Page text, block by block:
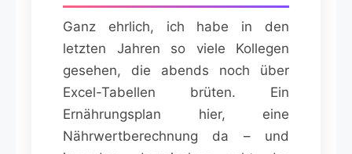
Ganz ehrlich, ich habe in den
letzten Jahren so viele Kollegen
gesehen, die abends noch über
Excel-Tabellen brüten. Ein
Ernährungsplan hier, eine
Nährwertberechnung da – und